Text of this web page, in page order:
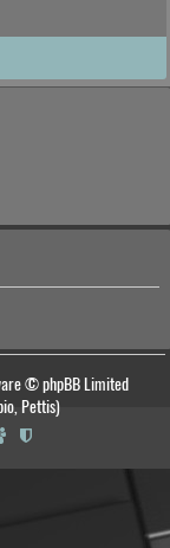
© phpBB Limited
Pettis)